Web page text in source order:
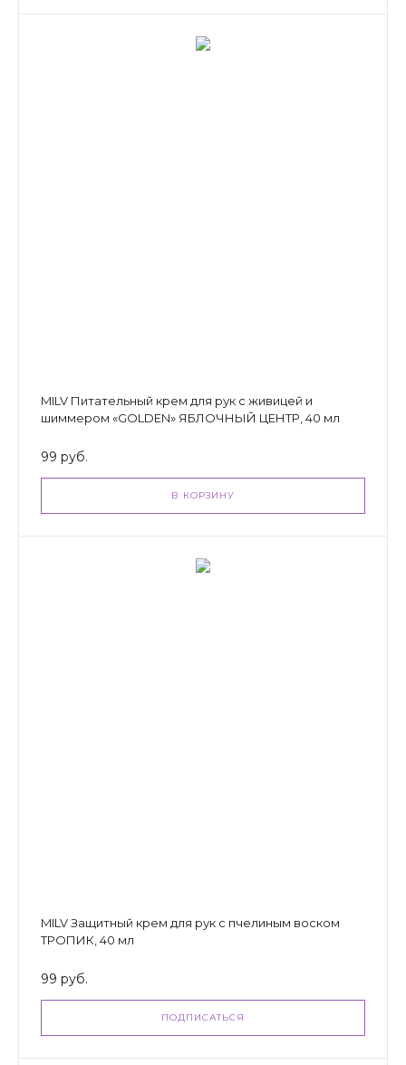
MILV Питательный крем для рук с живицей и
шиммером «GOLDEN» ЯБЛОЧНЫЙ ЦЕНТР, 40 мл
99 руб.
В КОРЗИНУ
MILV Защитный крем для рук с пчелиным воском
ТРОПИК, 40 мл
99 руб.
ПОДПИСАТЬСЯ